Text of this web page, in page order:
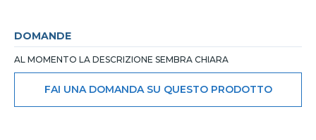
DOMANDE
AL MOMENTO LA DESCRIZIONE SEMBRA CHIARA
FAI UNA DOMANDA SU QUESTO PRODOTTO